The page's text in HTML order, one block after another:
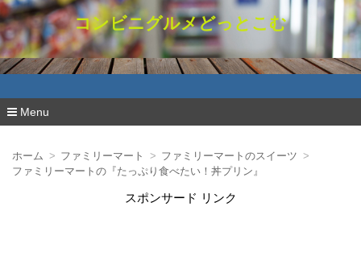
コンビニグルメどっとこむ
Menu
ホーム ファミリーマート
ファミリーマートのスイーツ
ファミリーマートの『たっぷり食べたい！丼プリン』
スポンサード リンク